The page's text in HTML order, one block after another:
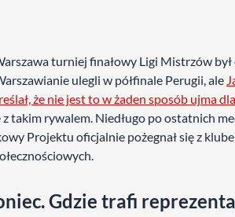
turniej finałowy Ligi Mistrzów
ulegli w półfinale Perugii, ale
że nie jest to w żaden sposób ujma
takim rywalem. Niedługo po ostatnich
Projektu oficjalnie pożegnał się z
Gdzie trafi